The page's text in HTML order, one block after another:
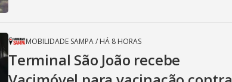
MOBILIDADE SAMPA/ HÁ 8 HORAS
Terminal São João recebe